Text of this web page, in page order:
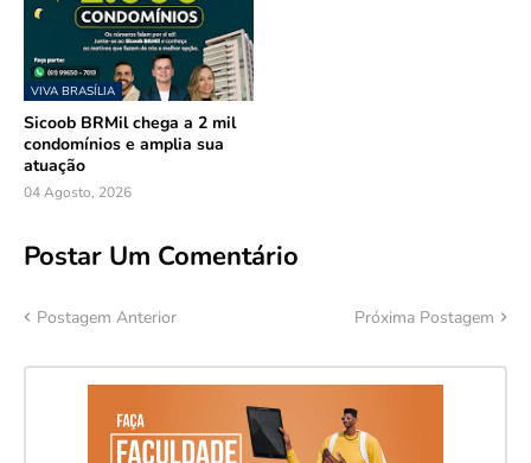
VIVA BRASÍLIA
Sicoob BRMil chega a 2 mil
condomínios e amplia sua
atuação
04 Agosto, 2026
Postar Um Comentário
Postagem Anterior Próxima Postagem